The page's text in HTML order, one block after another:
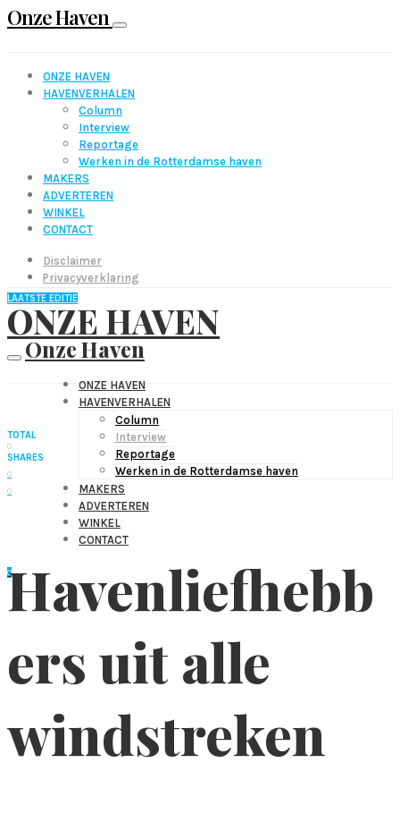
Onze Haven
ONZE HAVEN
HAVENVERHALEN
Column
Interview
Reportage
Werken in de Rotterdamse haven
MAKERS
ADVERTEREN
WINKEL
CONTACT
Disclaimer
Privacyverklaring
LAATSTE EDITIE
ONZE HAVEN
Onze Haven
ONZE HAVEN
HAVENVERHALEN
Column
Interview
Reportage
Werken in de Rotterdamse haven
MAKERS
ADVERTEREN
WINKEL
CONTACT
0
TOTAL
0
SHARES
0
0
Havenliefhebb
ers uit alle
windstreken